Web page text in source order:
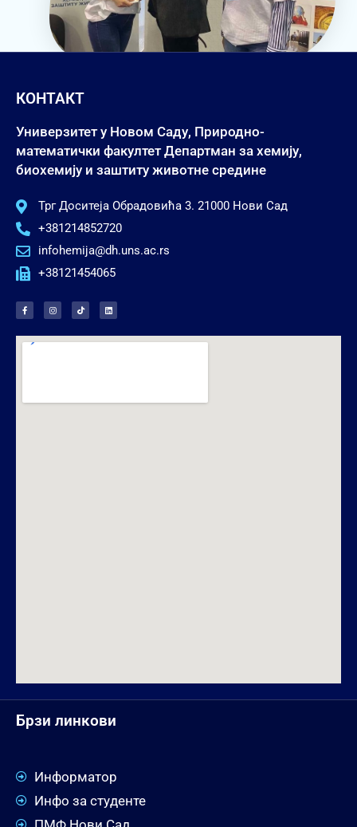
КОНТАКТ
Универзитет у Новом Саду, Природно-
математички факултет Департман за хемију,
биохемију и заштиту животне средине
Трг Доситеја Обрадовића 3. 21000 Нови Сад
+381214852720
infohemija@dh.uns.ac.rs
+38121454065
Брзи линкови
Информатор
Инфо за студенте